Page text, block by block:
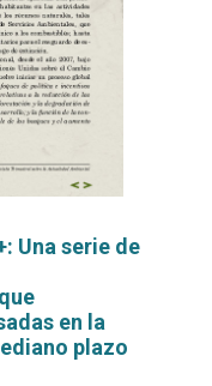
Una serie de
en la
plazo